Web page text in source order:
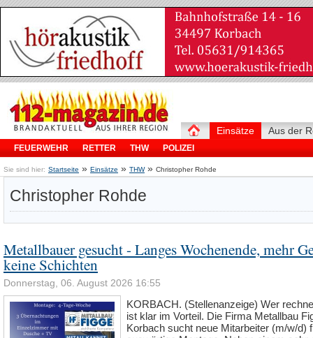
Einsätze
FEUERWEHR RETTER THW POLIZEI
Aus der
Sie sind hier: Startseite » Einsätze » THW » Christopher Rohde
Christopher Rohde
Metallbauer gesucht - Langes Wochenende, mehr
keine Schichten
Donnerstag, 06. August 2026 16:55
KORBACH. (Stellenanzeige) Wer
ist klar im Vorteil. Die Firma Metallbau
Korbach sucht neue Mitarbeiter (m/w/d)